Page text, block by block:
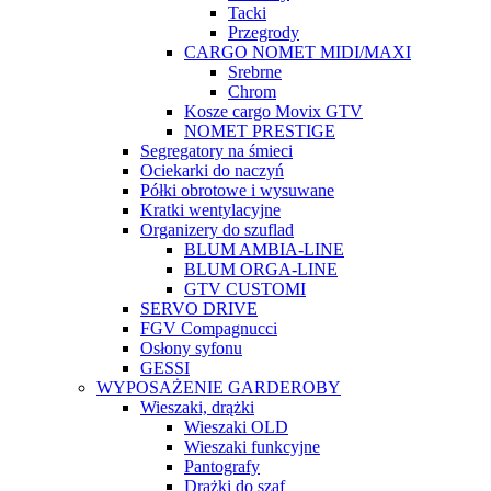
Tacki
Przegrody
CARGO NOMET MIDI/MAXI
Srebrne
Chrom
Kosze cargo Movix GTV
NOMET PRESTIGE
Segregatory na śmieci
Ociekarki do naczyń
Półki obrotowe i wysuwane
Kratki wentylacyjne
Organizery do szuflad
BLUM AMBIA-LINE
BLUM ORGA-LINE
GTV CUSTOMI
SERVO DRIVE
FGV Compagnucci
Osłony syfonu
GESSI
WYPOSAŻENIE GARDEROBY
Wieszaki, drążki
Wieszaki OLD
Wieszaki funkcyjne
Pantografy
Drążki do szaf